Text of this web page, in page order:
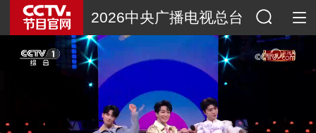
2026中央广播电视总台
春节联欢晚会